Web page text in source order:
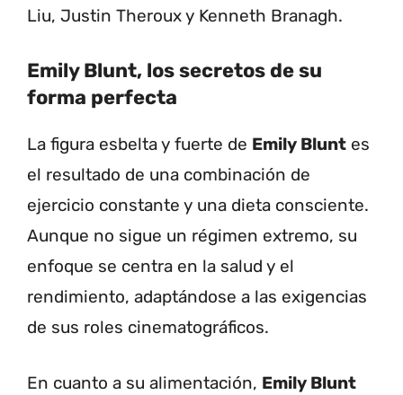
Liu, Justin Theroux y Kenneth Branagh.
Emily Blunt, los secretos de su
forma perfecta
La figura esbelta y fuerte de Emily Blunt es
el resultado de una combinación de
ejercicio constante y una dieta consciente.
Aunque no sigue un régimen extremo, su
enfoque se centra en la salud y el
rendimiento, adaptándose a las exigencias
de sus roles cinematográficos.
En cuanto a su alimentación, Emily Blunt